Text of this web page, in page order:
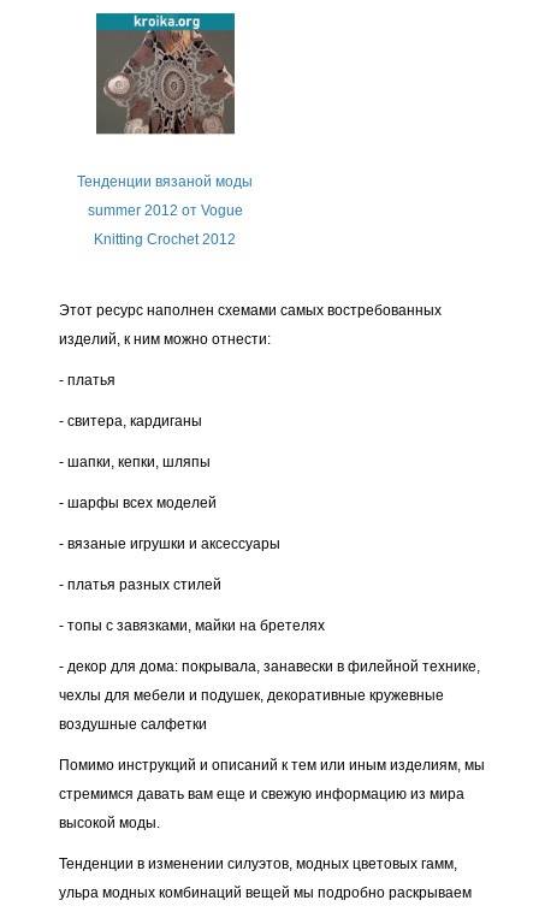
Тенденции вязаной моды
summer 2012 от Vogue
Knitting Crochet 2012
Этот ресурс наполнен схемами самых востребованных
изделий, к ним можно отнести:
- платья
- свитера, кардиганы
- шапки, кепки, шляпы
- шарфы всех моделей
- вязаные игрушки и аксессуары
- платья разных стилей
- топы с завязками, майки на бретелях
- декор для дома: покрывала, занавески в филейной технике,
чехлы для мебели и подушек, декоративные кружевные
воздушные салфетки
Помимо инструкций и описаний к тем или иным изделиям, мы
стремимся давать вам еще и свежую информацию из мира
высокой моды.
Тенденции в изменении силуэтов, модных цветовых гамм,
ульра модных комбинаций вещей мы подробно раскрываем